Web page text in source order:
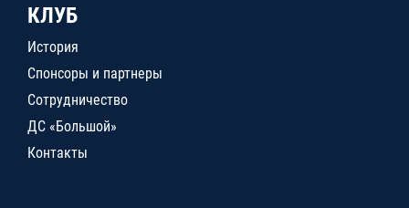
КЛУБ
История
Спонсоры и партнеры
Сотрудничество
ДС «Большой»
Контакты